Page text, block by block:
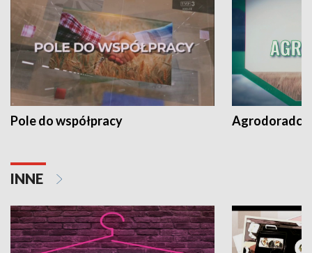
Pole do współpracy Agrodoradcy
INNE